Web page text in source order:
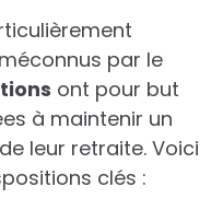
par le
ont pour but
à maintenir un
leur retraite. Voici
clés :